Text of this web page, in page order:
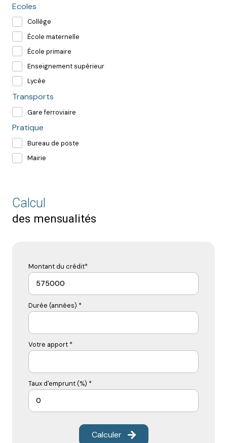
Ecoles
Collège
École maternelle
École primaire
Enseignement supérieur
Lycée
Transports
Gare ferroviaire
Pratique
Bureau de poste
Mairie
Calcul
des mensualités
Montant du crédit*
Durée (années) *
Votre apport *
Taux d'emprunt (%) *
Calculer